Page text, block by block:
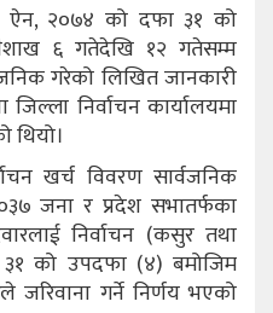
ऐन, २०७४ को दफा ३१ को
६ गतेदेखि १२ गतेसम्म
गरेको लिखित जानकारी
निर्वाचन कार्यालयमा
थियो।
खर्च विवरण सार्वजनिक
जना र प्रदेश सभातर्फका
निर्वाचन (कसुर तथा
को उपदफा (४) बमोजिम
गर्ने निर्णय भएको